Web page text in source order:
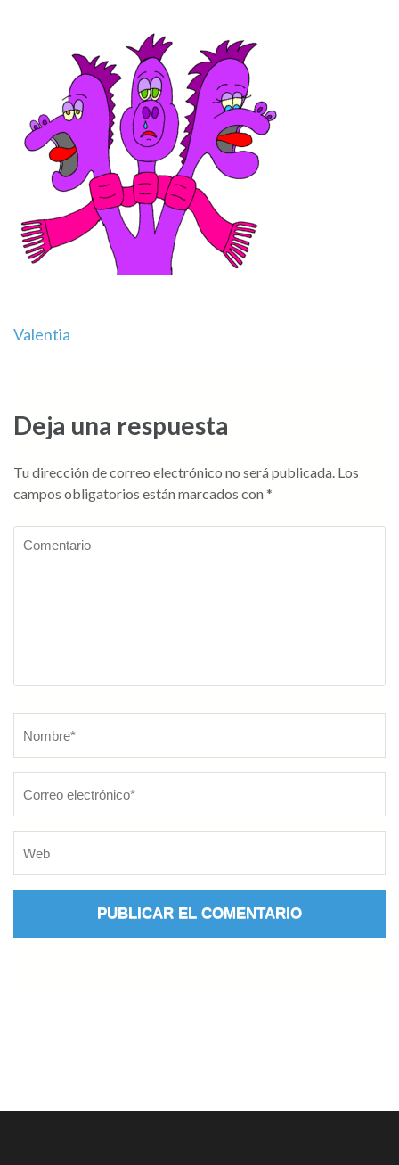
Navegación
entradas
Valentia
Deja una respuesta
Tu dirección de correo electrónico no será publicada. Los
campos obligatorios están marcados con *